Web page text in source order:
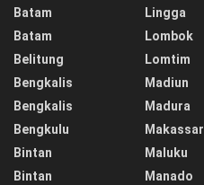
Batam
Batam
Belitung
Bengkalis
Bengkalis
Bengkulu
Bintan
Bintan
Lingga
Lombok
Lomtim
Madiun
Madura
Makassar
Maluku
Manado